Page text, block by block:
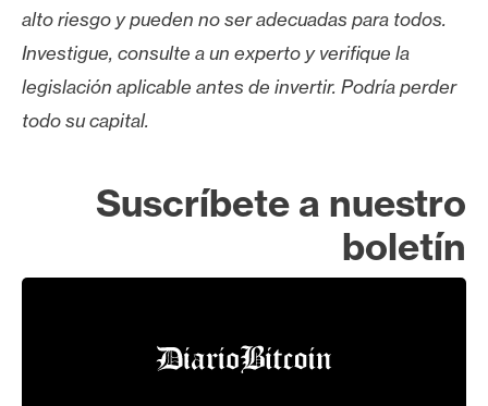
alto riesgo y pueden no ser adecuadas para todos.
Investigue, consulte a un experto y verifique la
legislación aplicable antes de invertir. Podría perder
todo su capital.
Suscríbete a nuestro
boletín